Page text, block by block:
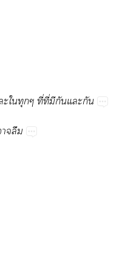
​ี่​​​​